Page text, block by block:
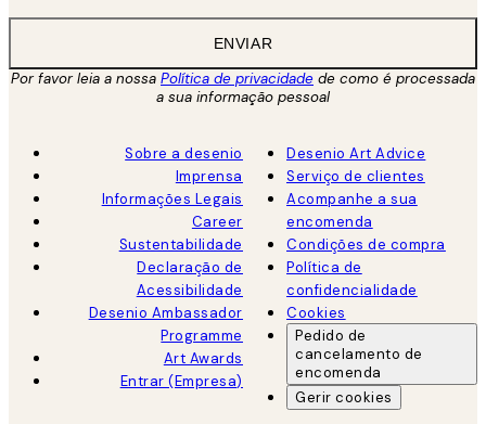
ENVIAR
Por favor leia a nossa Política de privacidade de como é processada
a sua informação pessoal
Sobre a desenio
Imprensa
Informações Legais
Career
Sustentabilidade
Declaração de
Acessibilidade
Desenio Ambassador
Programme
Art Awards
Entrar (Empresa)
Desenio Art Advice
Serviço de clientes
Acompanhe a sua
encomenda
Condições de compra
Política de
confidencialidade
Cookies
Pedido de
cancelamento de
encomenda
Gerir cookies